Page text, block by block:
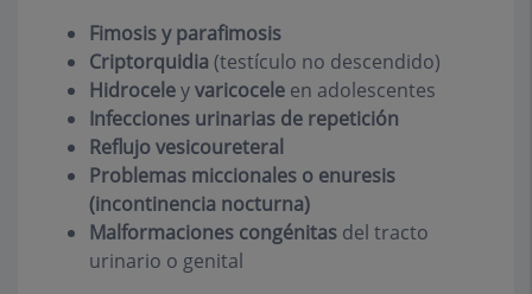
Fimosis y parafimosis
Criptorquidia (testículo no descendido)
Hidroceleyvaricocele en adolescentes
Infecciones urinarias de repetición
Reflujo vesicoureteral
Problemas miccionales o enuresis
(incontinencia nocturna)
Malformaciones congénitas del tracto
urinario o genital